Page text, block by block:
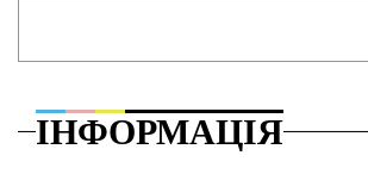
ІНФОРМАЦІЯ